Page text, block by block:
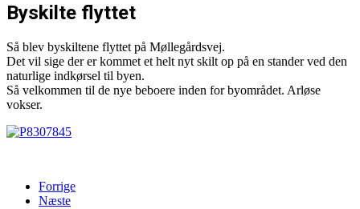
Byskilte flyttet
Så blev byskiltene flyttet på Møllegårdsvej.
Det vil sige der er kommet et helt nyt skilt op på en stander ved den
naturlige indkørsel til byen.
Så velkommen til de nye beboere inden for byområdet. Arløse
vokser.
Forrige
Næste